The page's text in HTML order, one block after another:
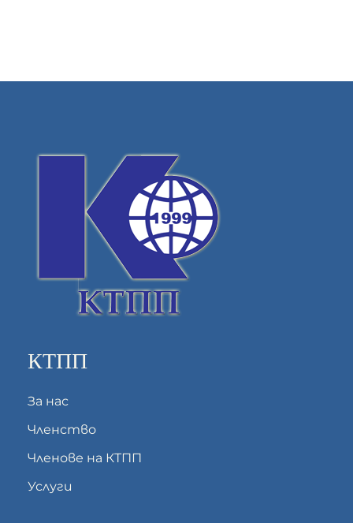
КТПП
За нас
Членство
Членове на КТПП
Услуги